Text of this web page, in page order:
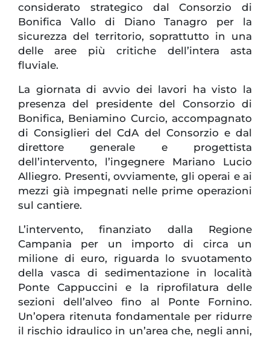
considerato strategico dal Consorzio di
Bonifica Vallo di Diano Tanagro per la
sicurezza del territorio, soprattutto in una
delle aree più critiche dell’intera asta
fluviale.
La giornata di avvio dei lavori ha visto la
presenza del presidente del Consorzio di
Bonifica, Beniamino Curcio, accompagnato
di Consiglieri del CdA del Consorzio e dal
direttore generale e progettista
dell’intervento, l’ingegnere Mariano Lucio
Alliegro. Presenti, ovviamente, gli operai e ai
mezzi già impegnati nelle prime operazioni
sul cantiere.
L’intervento, finanziato dalla Regione
Campania per un importo di circa un
milione di euro, riguarda lo svuotamento
della vasca di sedimentazione in località
Ponte Cappuccini e la riprofilatura delle
sezioni dell’alveo fino al Ponte Fornino.
Un’opera ritenuta fondamentale per ridurre
il rischio idraulico in un’area che, negli anni,